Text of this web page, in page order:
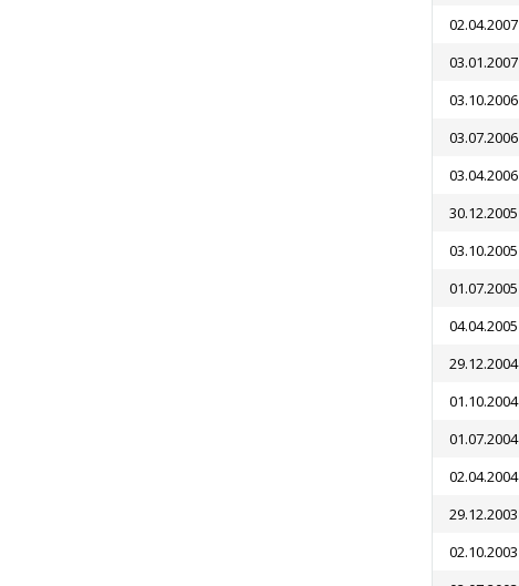
02.04.2007
03.01.2007
03.10.2006
03.07.2006
03.04.2006
30.12.2005
03.10.2005
01.07.2005
04.04.2005
29.12.2004
01.10.2004
01.07.2004
02.04.2004
29.12.2003
02.10.2003